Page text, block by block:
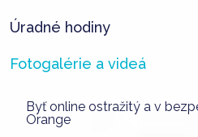
Úradné hodiny
Fotogalérie a videá
Byť online ostražitý a v
Orange